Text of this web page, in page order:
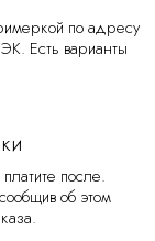
по адресу
Есть варианты
после.
об этом